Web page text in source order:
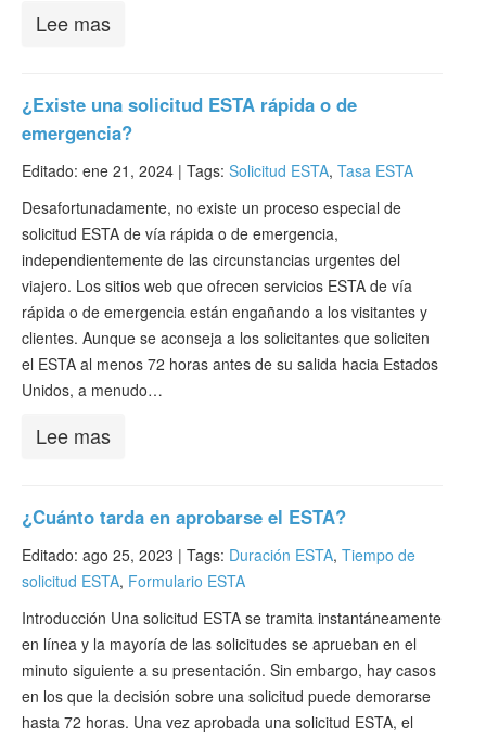
Lee mas
¿Existe una solicitud ESTA rápida o de
emergencia?
Editado: ene 21, 2024 | Tags: Solicitud ESTA, Tasa ESTA
Desafortunadamente, no existe un proceso especial de
solicitud ESTA de vía rápida o de emergencia,
independientemente de las circunstancias urgentes del
viajero. Los sitios web que ofrecen servicios ESTA de vía
rápida o de emergencia están engañando a los visitantes y
clientes. Aunque se aconseja a los solicitantes que soliciten
el ESTA al menos 72 horas antes de su salida hacia Estados
Unidos, a menudo…
Lee mas
¿Cuánto tarda en aprobarse el ESTA?
Editado: ago 25, 2023 | Tags: Duración ESTA, Tiempo de
solicitud ESTA, Formulario ESTA
Introducción Una solicitud ESTA se tramita instantáneamente
en línea y la mayoría de las solicitudes se aprueban en el
minuto siguiente a su presentación. Sin embargo, hay casos
en los que la decisión sobre una solicitud puede demorarse
hasta 72 horas. Una vez aprobada una solicitud ESTA, el